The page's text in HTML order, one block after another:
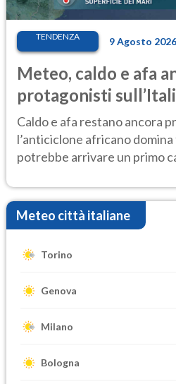
TENDENZA 9 Agosto 2026
Meteo, caldo e afa
protagonisti
Caldo e afa restano ancora
l’anticiclone africano
potrebbe arrivare un primo
Meteo città italiane
Torino
Genova
Milano
Bologna